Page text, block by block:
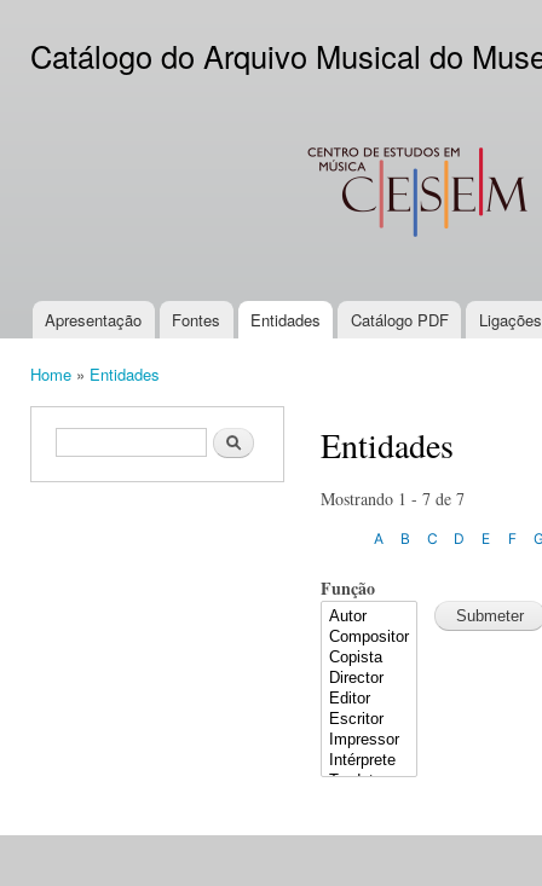
Catálogo do Arquivo Musical do
CESEM
Main menu
Apresentação Fontes Entidades Catálogo PDF
Home » Entidades
Search form Search Entidades
Mostrando 1 - 7 de 7
A B C D E F
Função